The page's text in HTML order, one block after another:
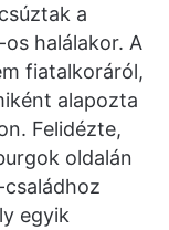
a
halálakor. A
fiatalkoráról,
alapozta
Felidézte,
oldalán
egyik